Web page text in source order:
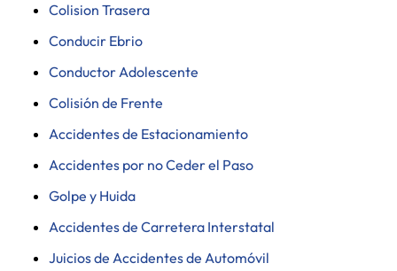
Colision Trasera
Conducir Ebrio
Conductor Adolescente
Colisión de Frente
Accidentes de Estacionamiento
Accidentes por no Ceder el Paso
Golpe y Huida
Accidentes de Carretera Interstatal
Juicios de Accidentes de Automóvil